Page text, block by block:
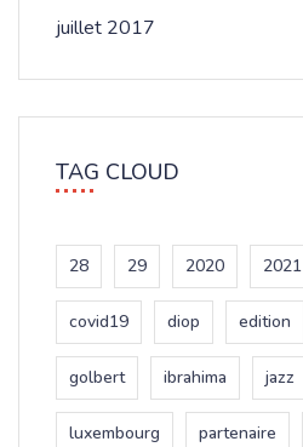
juillet 2017
TAG CLOUD
28 29 2020 2021
covid19 diop edition
golbert ibrahima jazz
luxembourg partenaire